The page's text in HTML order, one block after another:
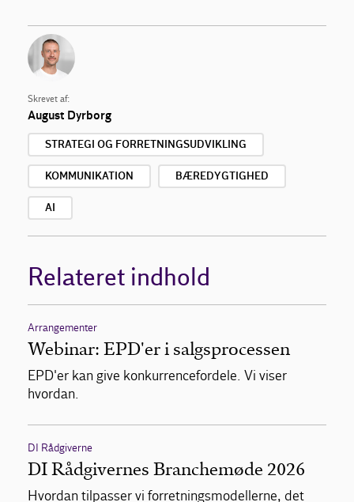
Skrevet af:
August Dyrborg
STRATEGI OG FORRETNINGSUDVIKLING
KOMMUNIKATION BÆREDYGTIGHED
AI
Relateret indhold
Arrangementer
Webinar: EPD'er i salgsprocessen
EPD'er kan give konkurrencefordele. Vi viser
hvordan.
DI Rådgiverne
DI Rådgivernes Branchemøde 2026
Hvordan tilpasser vi forretningsmodellerne, det